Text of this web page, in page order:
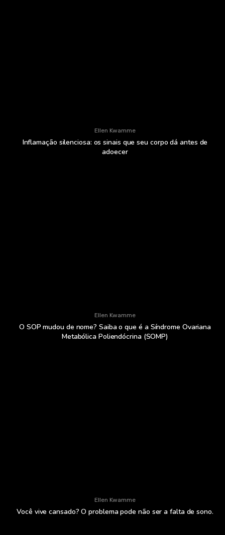
Ellen Kwamme
Inflamação silenciosa: os sinais que seu corpo dá antes de
adoecer
Ellen Kwamme
O SOP mudou de nome? Saiba o que é a Síndrome Ovariana
Metabólica Poliendócrina (SOMP)
Ellen Kwamme
Você vive cansado? O problema pode não ser a falta de sono.